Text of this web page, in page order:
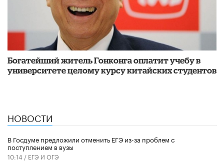
Богатейший житель Гонконга оплатит учебу в
университете целому курсу китайских студентов
НОВОСТИ
В Госдуме предложили отменить ЕГЭ из-за проблем с
поступлением в вузы
10:14 / ЕГЭ И ОГЭ